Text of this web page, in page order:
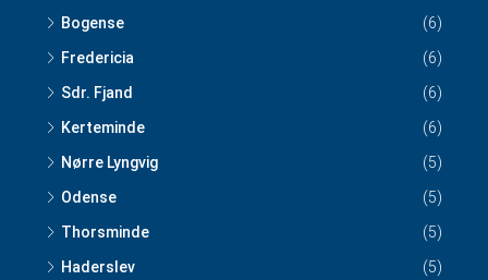
Bogense
(6)
Fredericia
(6)
Sdr. Fjand
(6)
Kerteminde
(6)
Nørre Lyngvig
(5)
Odense
(5)
Thorsminde
(5)
Haderslev
(5)